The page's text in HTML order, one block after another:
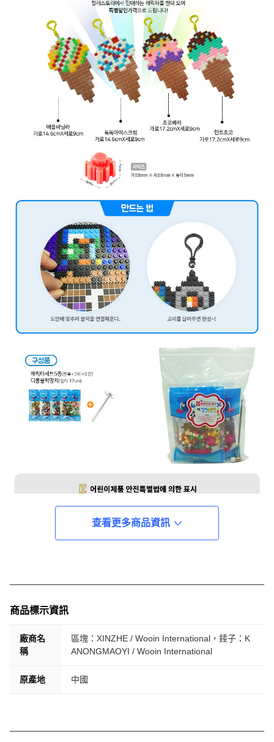
查看更多商品資訊
商品標示資訊
廠商名
稱
區塊：XINZHE / Wooin International，錘子：K
ANONGMAOYI / Wooin International
原產地 中國